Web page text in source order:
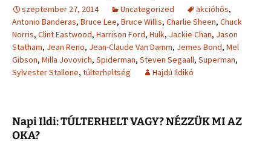
szeptember 27, 2014 Uncategorized akcióhős,
Antonio Banderas, Bruce Lee, Bruce Willis, Charlie Sheen, Chuck
Norris, Clint Eastwood, Harrison Ford, Hulk, Jackie Chan, Jason
Statham, Jean Reno, Jean-Claude Van Damm, Jemes Bond, Mel
Gibson, Milla Jovovich, Spiderman, Steven Segaall, Superman,
Sylvester Stallone, túlterheltség Hajdú Ildikó
Napi Ildi: TÚLTERHELT VAGY? NÉZZÜK MI AZ
OKA?